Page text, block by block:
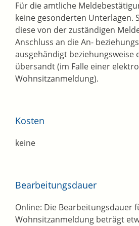
Für die amtliche
keine gesonderten Unterlagen.
diese von der zuständigen
Anschluss an die An-
ausgehändigt beziehungsweise
übersandt (im Falle einer
Wohnsitzanmeldung).
Kosten
keine
Bearbeitungsdauer
Online: Die Bearbeitungsdauer
Wohnsitzanmeldung beträgt